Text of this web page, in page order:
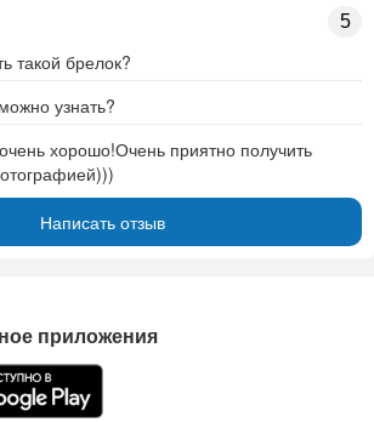
5
такой брелок?
узнать?
хорошо!Очень приятно получить
Написать отзыв
приложения